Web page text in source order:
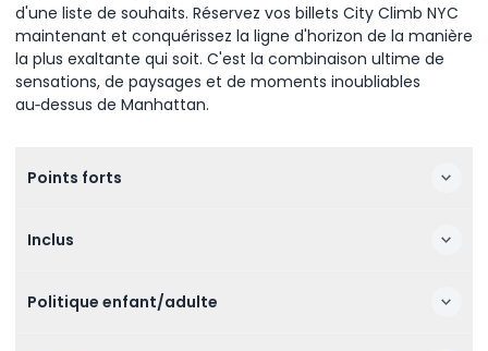
d'une liste de souhaits. Réservez vos billets City Climb NYC
maintenant et conquérissez la ligne d'horizon de la manière
la plus exaltante qui soit. C'est la combinaison ultime de
sensations, de paysages et de moments inoubliables
au‑dessus de Manhattan.
Points forts
Inclus
Politique enfant/adulte